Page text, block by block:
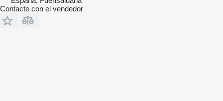
Contacte con el vendedor